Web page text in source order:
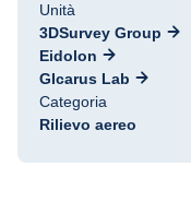
Unità
3DSurvey Group
Eidolon
GIcarus Lab
Categoria
Rilievo aereo